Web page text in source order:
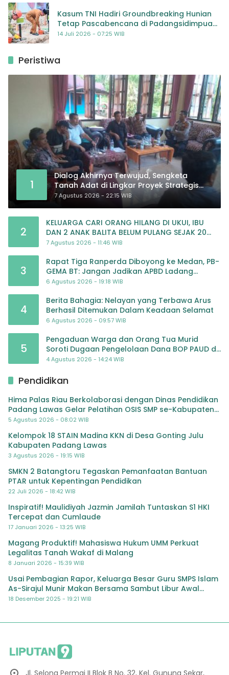
Kasum TNI Hadiri Groundbreaking Hunian
Tetap Pascabencana di Padangsidimpuan,
Harapan Baru bagi Penyintas
14 Juli 2026 - 07:25 WIB
Peristiwa
1
Dialog Akhirnya Terwujud, Sengketa
Tanah Adat di Lingkar Proyek Strategis
Nasional Memasuki Babak Baru
7 Agustus 2026 - 22:15 WIB
2
KELUARGA CARI ORANG HILANG DI UKUI, IBU
DAN 2 ANAK BALITA BELUM PULANG SEJAK 20
JULI 2026
7 Agustus 2026 - 11:46 WIB
3
Rapat Tiga Ranperda Diboyong ke Medan, PB-
GEMA BT: Jangan Jadikan APBD Ladang
Pembiayaan yang Tak Perlu
6 Agustus 2026 - 19:18 WIB
4
Berita Bahagia: Nelayan yang Terbawa Arus
Berhasil Ditemukan Dalam Keadaan Selamat
6 Agustus 2026 - 09:57 WIB
5
Pengaduan Warga dan Orang Tua Murid
Soroti Dugaan Pengelolaan Dana BOP PAUD di
TK Al-Ikhlas Tapanuli Selatan
4 Agustus 2026 - 14:24 WIB
Pendidikan
Hima Palas Riau Berkolaborasi dengan Dinas Pendidikan
Padang Lawas Gelar Pelatihan OSIS SMP se-Kabupaten
Padang Lawas
5 Agustus 2026 - 08:02 WIB
Kelompok 18 STAIN Madina KKN di Desa Gonting Julu
Kabupaten Padang Lawas
3 Agustus 2026 - 19:15 WIB
SMKN 2 Batangtoru Tegaskan Pemanfaatan Bantuan
PTAR untuk Kepentingan Pendidikan
22 Juli 2026 - 18:42 WIB
Inspiratif! Maulidiyah Jazmin Jamilah Tuntaskan S1 HKI
Tercepat dan Cumlaude
17 Januari 2026 - 13:25 WIB
Magang Produktif! Mahasiswa Hukum UMM Perkuat
Legalitas Tanah Wakaf di Malang
8 Januari 2026 - 15:39 WIB
Usai Pembagian Rapor, Keluarga Besar Guru SMPS Islam
As-Sirajul Munir Makan Bersama Sambut Libur Awal
Semester
18 Desember 2025 - 19:21 WIB